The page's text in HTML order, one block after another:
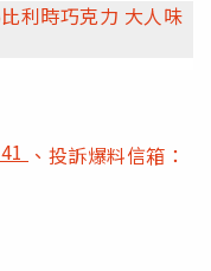
利時巧克力 大人味
、投訴爆料信箱：